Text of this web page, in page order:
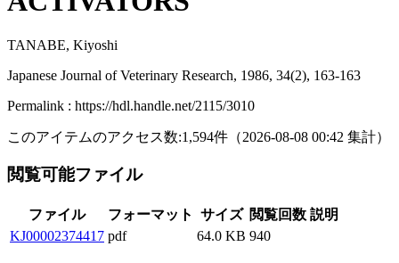
TANABE, Kiyoshi
Japanese Journal of Veterinary Research, 1986, 34(2), 163-163
Permalink : https://hdl.handle.net/2115/3010
このアイテムのアクセス数:1,594件 （2026-08-08 00:42 集計）
閲覧可能ファイル
ファイル フォーマット サイズ 閲覧回数 説明
KJ00002374417 pdf 64.0 KB 940